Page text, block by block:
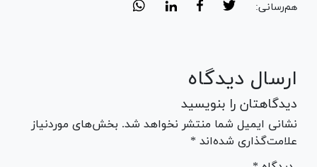
هم‌رسانی:
ارسال دیدگاه
دیدگاهتان را بنویسید
نشانی ایمیل شما منتشر نخواهد شد. بخش‌های موردنیاز
علامت‌گذاری شده‌اند *